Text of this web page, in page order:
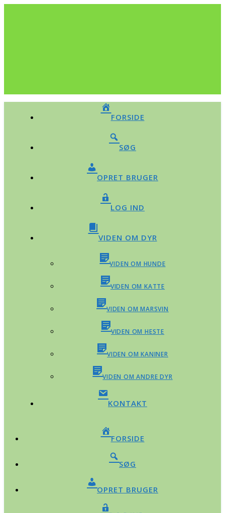
FORSIDE
SØG
OPRET BRUGER
LOG IND
VIDEN OM DYR
VIDEN OM HUNDE
VIDEN OM KATTE
VIDEN OM MARSVIN
VIDEN OM HESTE
VIDEN OM KANINER
VIDEN OM ANDRE DYR
KONTAKT
FORSIDE
SØG
OPRET BRUGER